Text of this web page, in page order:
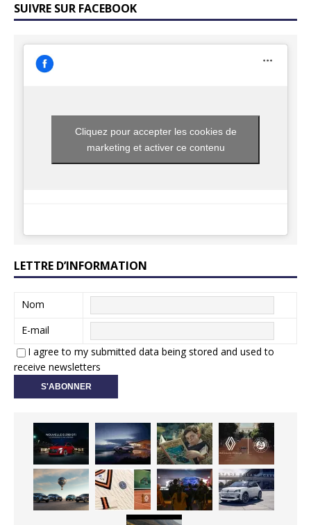
SUIVRE SUR FACEBOOK
Cliquez pour accepter les cookies de
marketing et activer ce contenu
LETTRE D’INFORMATION
Nom
E-mail
I agree to my submitted data being stored and used to
receive newsletters